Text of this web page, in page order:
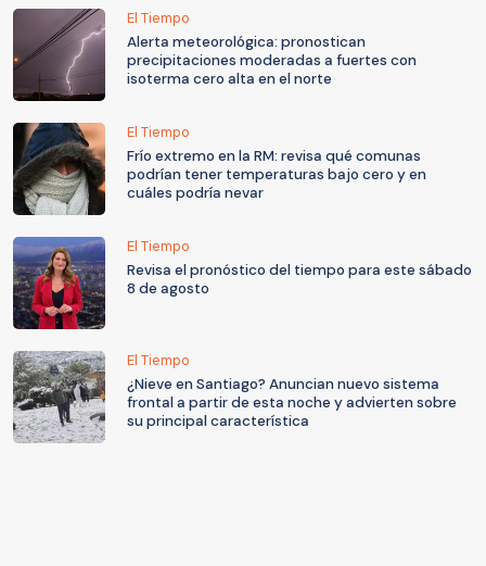
El Tiempo
Alerta meteorológica: pronostican
precipitaciones moderadas a fuertes con
isoterma cero alta en el norte
El Tiempo
Frío extremo en la RM: revisa qué comunas
podrían tener temperaturas bajo cero y en
cuáles podría nevar
El Tiempo
Revisa el pronóstico del tiempo para este sábado
8 de agosto
El Tiempo
¿Nieve en Santiago? Anuncian nuevo sistema
frontal a partir de esta noche y advierten sobre
su principal característica